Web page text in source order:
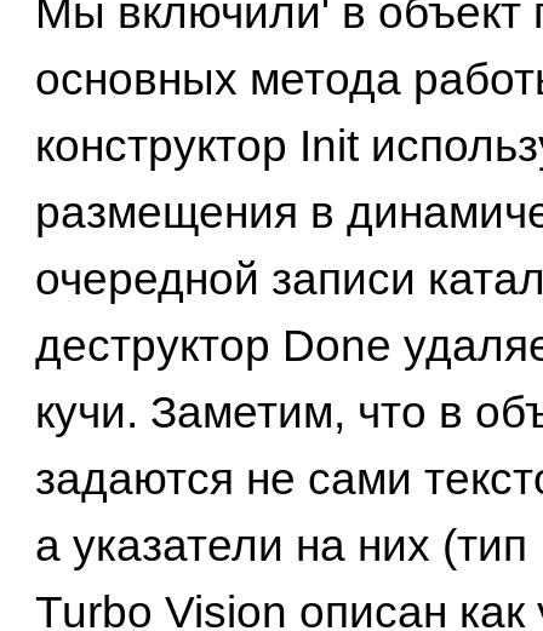
Мы включили' в объект
основных метода
конструктор Init
размещения в
очередной записи
деструктор Done
кучи. Заметим, что в
задаются не сами
а указатели на них
Turbo Vision описан как